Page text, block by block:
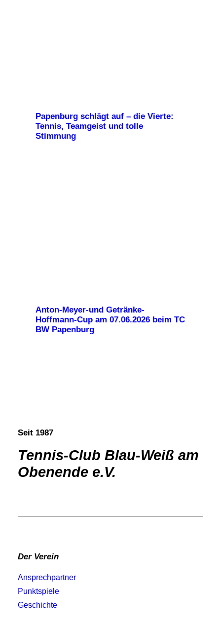
Papenburg schlägt auf – die Vierte:
Tennis, Teamgeist und tolle
Stimmung
Anton-Meyer-und Getränke-
Hoffmann-Cup am 07.06.2026 beim TC
BW Papenburg
Seit 1987
Tennis-Club Blau-Weiß am
Obenende e.V.
Der Verein
Ansprechpartner
Punktspiele
Geschichte